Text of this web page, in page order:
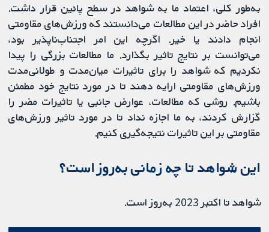
به‌طور کلی، اعتماد ما به شواهد در سطح پائین قرار داشت.
افراد حاضر در این مطالعات می‌دانستند که ورزش‌های مقاومتی
انجام دادند یا خیر. اگرچه این امر اجتناب‌ناپذیر بود،
می‌توانست بر نتایج تاثیر بگذارد. ما مطالعات بزرگی را پیدا
نکردیم که شواهد را برای تاثیرات میان‌مدت و طولانی‌مدت
ورزش‌های مقاومتی ارایه دهند تا در مورد نتایج خود مطمئن
باشیم. روشی که مطالعات، عوارض جانبی یا تاثیرات مضر را
گزارش کردند، به ما اجازه نداد تا در مورد تاثیر ورزش‌های
مقاومتی بر این تاثیرات نتیجه‌گیری کنیم.
این شواهد تا چه زمانی به‌روز است؟
شواهد تا اکتبر 2023 به‌روز است.